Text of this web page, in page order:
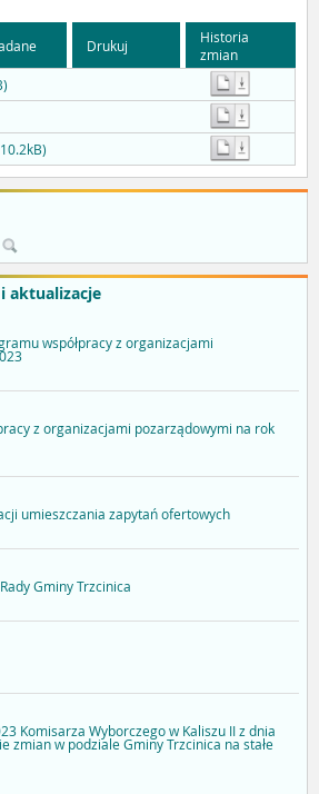
aktualizacje
współpracy z organizacjami
z organizacjami pozarządowymi na rok
umieszczania zapytań ofertowych
Gminy Trzcinica
Komisarza Wyborczego w Kaliszu II z dnia
zmian w podziale Gminy Trzcinica na stałe
Drukuj
Historia
zmian